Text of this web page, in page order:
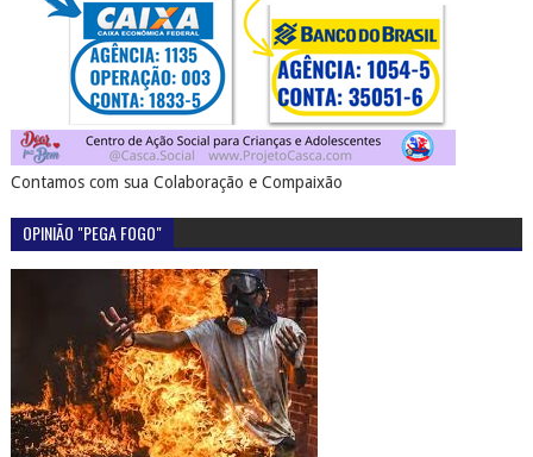
Contamos com sua Colaboração e Compaixão
OPINIÃO "PEGA FOGO"